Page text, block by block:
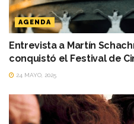
AGENDA
Entrevista a Martín
conquistó el Festival de
24 MAYO, 2025